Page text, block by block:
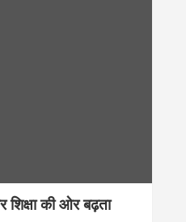
की ओर बढ़ता